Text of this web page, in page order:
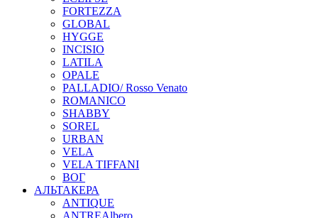
FORTEZZA
GLOBAL
HYGGE
INCISIO
LATILA
OPALE
PALLADIO/ Rosso Venato
ROMANICO
SHABBY
SOREL
URBAN
VELA
VELA TIFFANI
ВОГ
АЛЬТАКЕРА
ANTIQUE